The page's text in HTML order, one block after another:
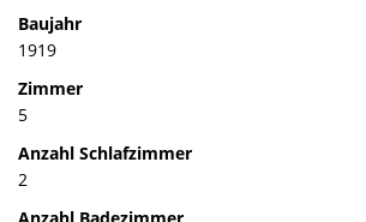
Baujahr
1919
Zimmer
5
Anzahl Schlafzimmer
2
Anzahl Badezimmer